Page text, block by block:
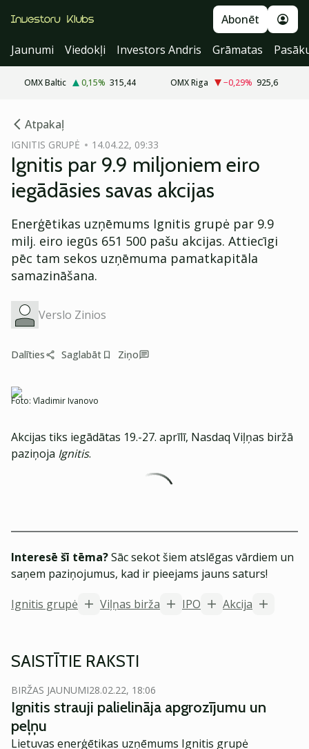
Abonēt
Jaunumi
Viedokļi Investors Andris Grāmatas
OMX Baltic 0,15% 315,44 OMX Riga −0,29% 925,6
Atpakaļ
IGNITIS GRUPĖ 14.04.22, 09:33
Ignitis par 9.9 miljoniem eiro
iegādāsies savas akcijas
Enerģētikas uzņēmums Ignitis grupė par 9.9
milj. eiro iegūs 651 500 pašu akcijas. Attiecīgi
pēc tam sekos uzņēmuma pamatkapitāla
samazināšana.
Verslo Zinios
Dalīties Saglabāt Ziņo
Foto: Vladimir Ivanovo
Akcijas tiks iegādātas 19.-27. aprīlī, Nasdaq Viļņas biržā
paziņoja Ignitis.
Interesē šī tēma?Sāc sekot šiem atslēgas vārdiem un
saņem paziņojumus, kad ir pieejams jauns saturs!
Ignitis grupė
Viļņas birža IPO Akcija
SAISTĪTIE RAKSTI
BIRŽAS JAUNUMI28.02.22, 18:06
Ignitis strauji palielināja apgrozījumu un
peļņu
Lietuvas enerģētikas uzņēmums Ignitis grupė